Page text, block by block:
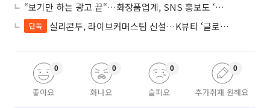
“보기만 하는 광고 끝“…화장품업계, SNS 홍보도 ‘참여형 콘텐츠’로 변모
단독 실리콘투, 라이브커머스팀 신설…K뷰티 ‘글로벌 판매망’ 확대
좋아요
0
화나요
0
슬퍼요
0
추가취재 원해요
0